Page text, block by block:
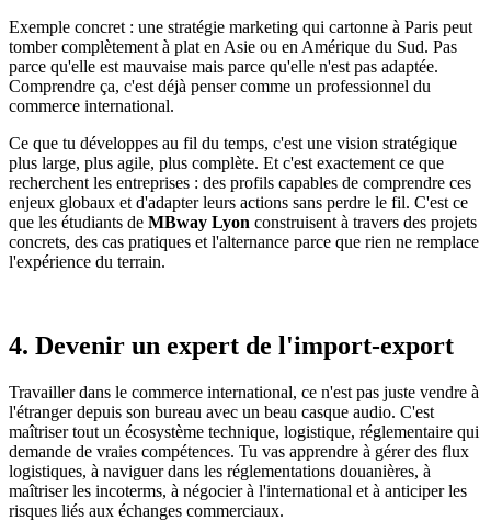
Exemple concret : une stratégie marketing qui cartonne à Paris peut
tomber complètement à plat en Asie ou en Amérique du Sud. Pas
parce qu'elle est mauvaise mais parce qu'elle n'est pas adaptée.
Comprendre ça, c'est déjà penser comme un professionnel du
commerce international.
Ce que tu développes au fil du temps, c'est une vision stratégique
plus large, plus agile, plus complète. Et c'est exactement ce que
recherchent les entreprises : des profils capables de comprendre ces
enjeux globaux et d'adapter leurs actions sans perdre le fil. C'est ce
que les étudiants de MBway Lyon construisent à travers des projets
concrets, des cas pratiques et l'alternance parce que rien ne remplace
l'expérience du terrain.
4. Devenir un expert de l'import-export
Travailler dans le commerce international, ce n'est pas juste vendre à
l'étranger depuis son bureau avec un beau casque audio. C'est
maîtriser tout un écosystème technique, logistique, réglementaire qui
demande de vraies compétences. Tu vas apprendre à gérer des flux
logistiques, à naviguer dans les réglementations douanières, à
maîtriser les incoterms, à négocier à l'international et à anticiper les
risques liés aux échanges commerciaux.